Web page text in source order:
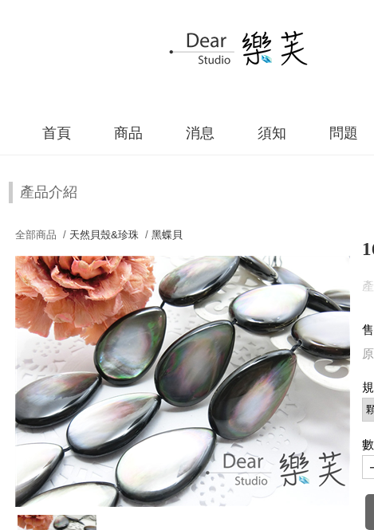
首頁 商品 消息 須知 問題
產品介紹
全部商品 / 天然貝殼&珍珠 / 黑蝶貝